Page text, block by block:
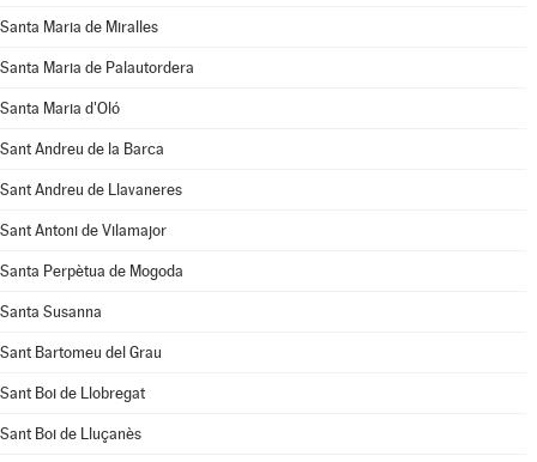
Santa Maria de Miralles
Santa Maria de Palautordera
Santa Maria d'Oló
Sant Andreu de la Barca
Sant Andreu de Llavaneres
Sant Antoni de Vilamajor
Santa Perpètua de Mogoda
Santa Susanna
Sant Bartomeu del Grau
Sant Boi de Llobregat
Sant Boi de Lluçanès